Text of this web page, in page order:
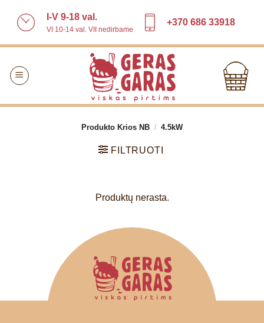
I-V 9-18 val.
VI 10-14 val. VII nedirbame
+370 686 33918
Produkto Krios NB / 4.5kW
FILTRUOTI
Produktų nerasta.